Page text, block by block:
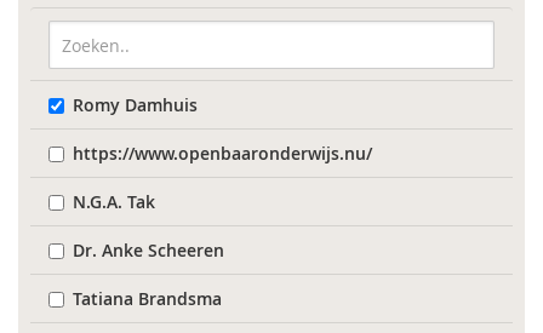
Romy Damhuis
https://www.openbaaronderwijs.nu/
N.G.A. Tak
Dr. Anke Scheeren
Tatiana Brandsma